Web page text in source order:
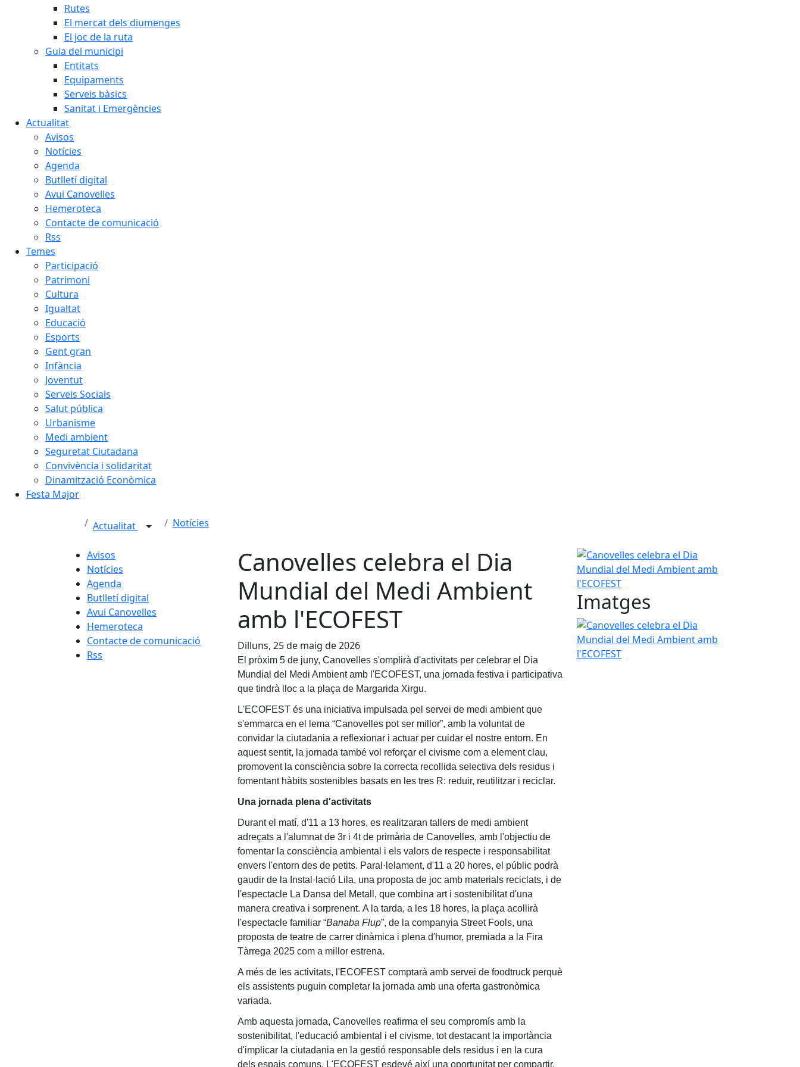
Rutes
El mercat dels diumenges
El joc de la ruta
Guia del municipi
Entitats
Equipaments
Serveis bàsics
Sanitat i Emergències
Actualitat
Avisos
Notícies
Agenda
Butlletí digital
Avui Canovelles
Hemeroteca
Contacte de comunicació
Rss
Temes
Participació
Patrimoni
Cultura
Igualtat
Educació
Esports
Gent gran
Infància
Joventut
Serveis Socials
Salut pública
Urbanisme
Medi ambient
Seguretat Ciutadana
Convivència i solidaritat
Dinamització Econòmica
Festa Major
Actualitat Notícies
Avisos
Notícies
Agenda
Butlletí digital
Avui Canovelles
Hemeroteca
Contacte de comunicació
Rss
Canovelles celebra el Dia
Mundial del Medi Ambient
amb l'ECOFEST
Dilluns, 25 de maig de 2026
El pròxim 5 de juny, Canovelles s'omplirà d'activitats per celebrar el Dia
Mundial del Medi Ambient amb l'ECOFEST, una jornada festiva i participativa
que tindrà lloc a la plaça de Margarida Xirgu.
L'ECOFEST és una iniciativa impulsada pel servei de medi ambient que
s'emmarca en el lema “Canovelles pot ser millor”, amb la voluntat de
convidar la ciutadania a reflexionar i actuar per cuidar el nostre entorn. En
aquest sentit, la jornada també vol reforçar el civisme com a element clau,
promovent la consciència sobre la correcta recollida selectiva dels residus i
fomentant hàbits sostenibles basats en les tres R: reduir, reutilitzar i reciclar.
Una jornada plena d'activitats
Durant el matí, d'11 a 13 hores, es realitzaran tallers de medi ambient
adreçats a l'alumnat de 3r i 4t de primària de Canovelles, amb l'objectiu de
fomentar la consciència ambiental i els valors de respecte i responsabilitat
envers l'entorn des de petits. Paral·lelament, d'11 a 20 hores, el públic podrà
gaudir de la Instal·lació Lila, una proposta de joc amb materials reciclats, i de
l'espectacle La Dansa del Metall, que combina art i sostenibilitat d'una
manera creativa i sorprenent. A la tarda, a les 18 hores, la plaça acollirà
l'espectacle familiar “Banaba Flup”, de la companyia Street Fools, una
proposta de teatre de carrer dinàmica i plena d'humor, premiada a la Fira
Tàrrega 2025 com a millor estrena.
A més de les activitats, l'ECOFEST comptarà amb servei de foodtruck perquè
els assistents puguin completar la jornada amb una oferta gastronòmica
variada.
Amb aquesta jornada, Canovelles reafirma el seu compromís amb la
sostenibilitat, l'educació ambiental i el civisme, tot destacant la importància
d'implicar la ciutadania en la gestió responsable dels residus i en la cura
dels espais comuns. L'ECOFEST esdevé així una oportunitat per compartir,
Canovelles celebra el Dia Mundial del Medi
Imatges
Canovelles celebra el Dia Mundial del Medi